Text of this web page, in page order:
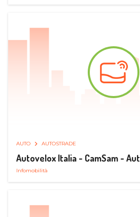
AUTO AUTOSTRADE
Autovelox Italia - CamSam -
Infomobilità